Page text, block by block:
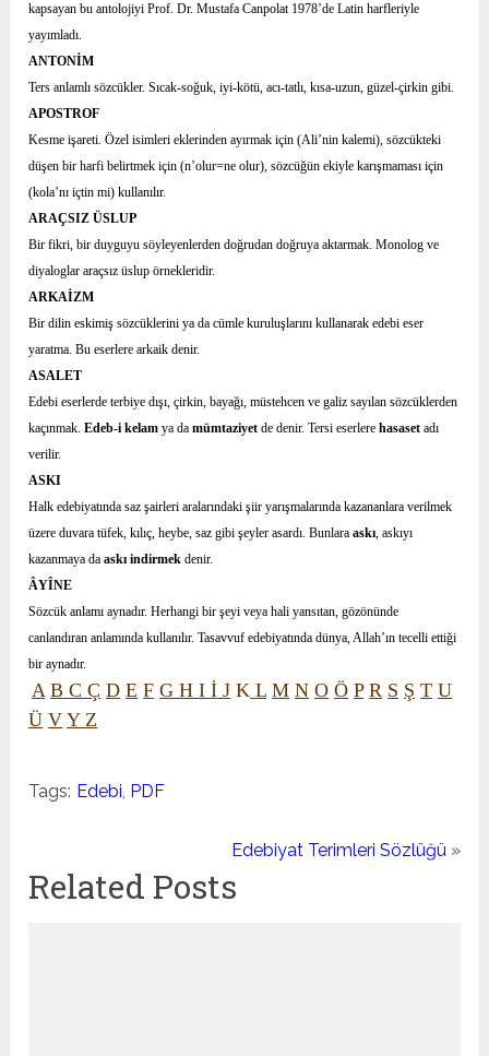
kapsayan bu antolojiyi Prof. Dr. Mustafa Canpolat 1978’de Latin harfleriyle
yayımladı.
ANTONİM
Ters anlamlı sözcükler. Sıcak-soğuk, iyi-kötü, acı-tatlı, kısa-uzun, güzel-çirkin gibi.
APOSTROF
Kesme işareti. Özel isimleri eklerinden ayırmak için (Ali’nin kalemi), sözcükteki
düşen bir harfi belirtmek için (n’olur=ne olur), sözcüğün ekiyle karışmaması için
(kola’nı içtin mi) kullanılır.
ARAÇSIZ ÜSLUP
Bir fikri, bir duyguyu söyleyenlerden doğrudan doğruya aktarmak. Monolog ve
diyaloglar araçsız üslup örnekleridir.
ARKAİZM
Bir dilin eskimiş sözcüklerini ya da cümle kuruluşlarını kullanarak edebi eser
yaratma. Bu eserlere arkaik denir.
ASALET
Edebi eserlerde terbiye dışı, çirkin, bayağı, müstehcen ve galiz sayılan sözcüklerden
kaçınmak.Edeb-i kelam ya damümtaziyet de denir. Tersi eserlerehasaset adı
verilir.
ASKI
Halk edebiyatında saz şairleri aralarındaki şiir yarışmalarında kazananlara verilmek
üzere duvara tüfek, kılıç, heybe, saz gibi şeyler asardı. Bunlaraaskı, askıyı
kazanmaya daaskı indirmek denir.
ÂYÎNE
Sözcük anlamı aynadır. Herhangi bir şeyi veya hali yansıtan, gözönünde
canlandıran anlamında kullanılır. Tasavvuf edebiyatında dünya, Allah’ın tecelli ettiği
bir aynadır.
A B C Ç D E F G H I İ J K L M N O Ö P R S Ş T U
Ü V Y Z
Tags: Edebi, PDF
Edebiyat Terimleri Sözlüğü»
Related Posts